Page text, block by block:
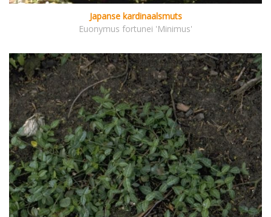
Japanse kardinaalsmuts
Euonymus fortunei 'Minimus'